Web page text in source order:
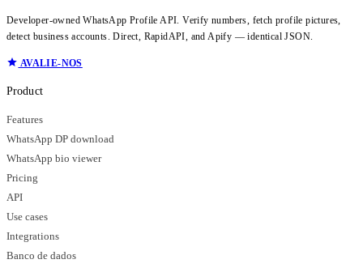
Developer-owned WhatsApp Profile API. Verify numbers, fetch profile pictures,
detect business accounts. Direct, RapidAPI, and Apify — identical JSON.
AVALIE-NOS
Product
Features
WhatsApp DP download
WhatsApp bio viewer
Pricing
API
Use cases
Integrations
Banco de dados